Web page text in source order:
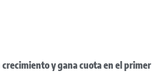
crecimiento y gana cuota en el primer